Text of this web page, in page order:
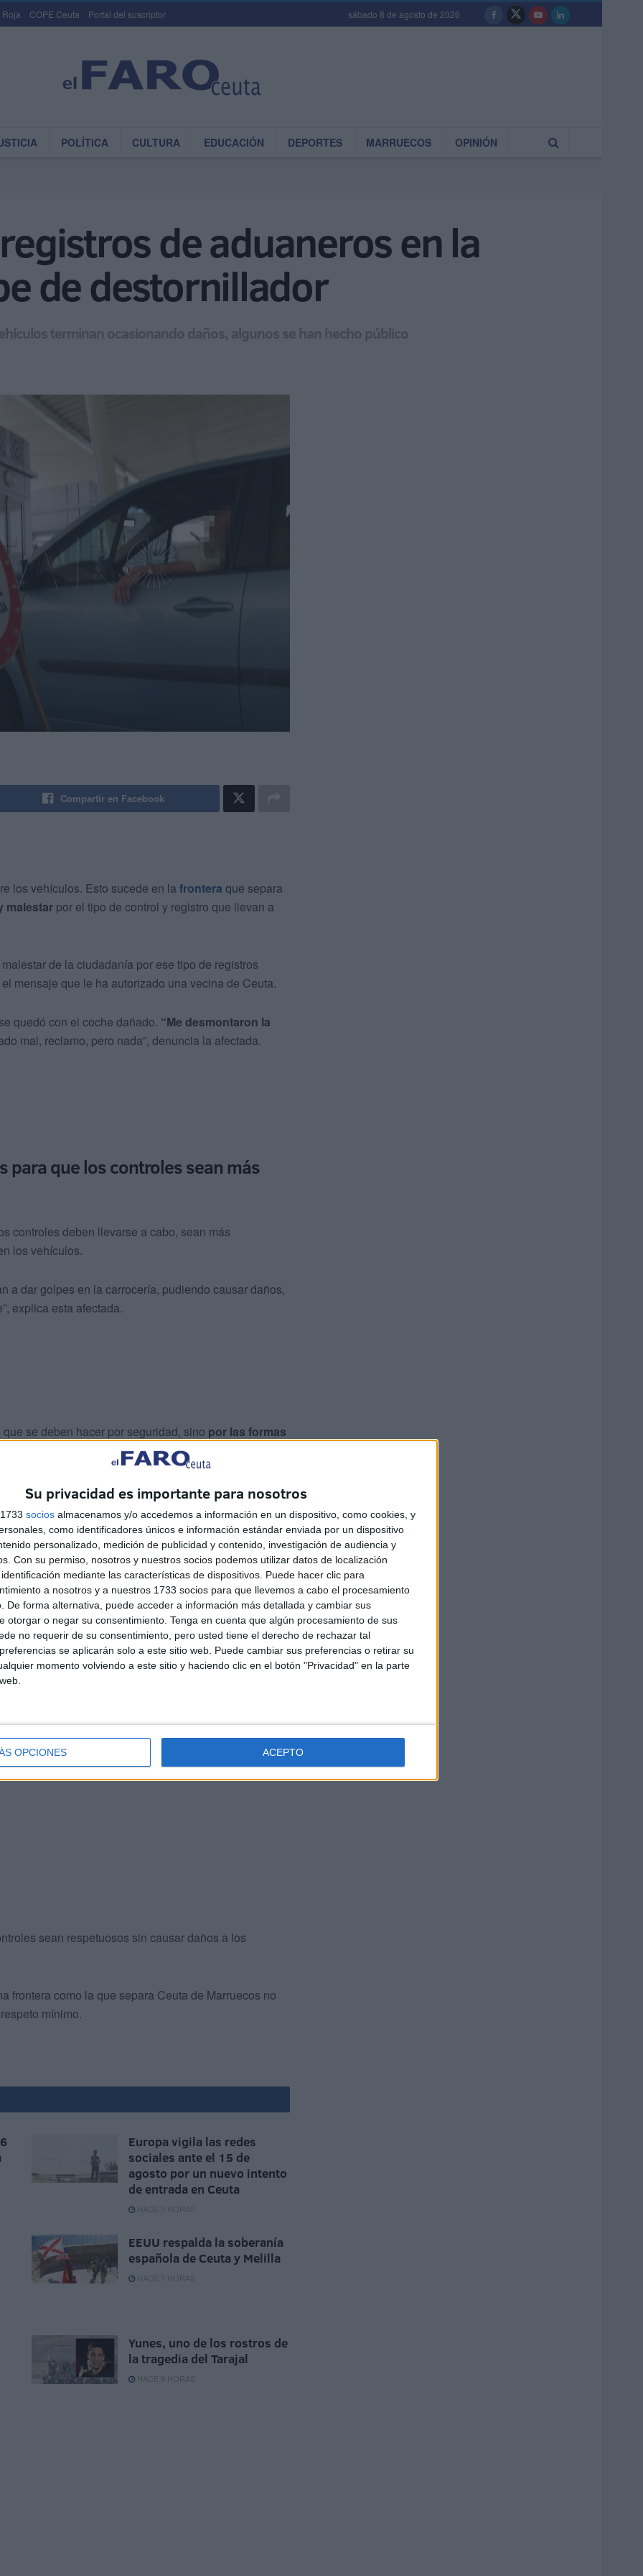
Su privacidad es importante para nosotros
socios almacenamos y/o accedemos a información en un dispositivo, como cookies, y
como identificadores únicos e información estándar enviada por un dispositivo
personalizado, medición de publicidad y contenido, investigación de audiencia y
Con su permiso, nosotros y nuestros socios podemos utilizar datos de localización
mediante las características de dispositivos. Puede hacer clic para
a nosotros y a nuestros 1733 socios para que llevemos a cabo el procesamiento
De forma alternativa, puede acceder a información más detallada y cambiar sus
otorgar o negar su consentimiento. Tenga en cuenta que algún procesamiento de sus
no requerir de su consentimiento, pero usted tiene el derecho de rechazar tal
se aplicarán solo a este sitio web. Puede cambiar sus preferencias o retirar su
momento volviendo a este sitio y haciendo clic en el botón "Privacidad" en la parte
OPCIONES ACEPTO
Roja COPE Ceuta Portal del suscriptor sábado 8 de agosto de 2026
POLÍTICA CULTURA EDUCACIÓN DEPORTES MARRUECOS OPINIÓN
de aduaneros en la
de destornillador
terminan ocasionando daños, algunos se han hecho público
Compartir en Facebook
los vehículos. Esto sucede en la frontera que separa
malestar por el tipo de control y registro que llevan a
de la ciudadanía por ese tipo de registros
mensaje que le ha autorizado una vecina de Ceuta.
quedó con el coche dañado. “Me desmontaron la
mal, reclamo, pero nada”, denuncia la afectada.
para que los controles sean más
controles deben llevarse a cabo, sean más
los vehículos.
a dar golpes en la carrocería, pudiendo causar daños,
explica esta afectada.
que se deben hacer por seguridad, sino por las formas
la afectada cruzaba de Ceuta a Marruecos, cuando
registrarlo.
Y el resultado concreto ha sido que “
de otros ciudadanos que se han ido del paso
sean respetuosos sin causar daños a los
frontera como la que separa Ceuta de Marruecos no
mínimo.
Europa vigila las redes
sociales ante el 15 de
agosto por un nuevo intento
de entrada en Ceuta
HACE 3 HORAS
EEUU respalda la soberanía
española de Ceuta y Melilla
HACE 7 HORAS
Yunes, uno de los rostros de
la tragedia del Tarajal
HACE 9 HORAS